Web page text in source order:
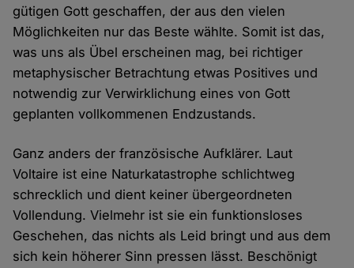
gütigen Gott geschaffen, der aus den vielen
Möglichkeiten nur das Beste wählte. Somit ist das,
was uns als Übel erscheinen mag, bei richtiger
metaphysischer Betrachtung etwas Positives und
notwendig zur Verwirklichung eines von Gott
geplanten vollkommenen Endzustands.
Ganz anders der französische Aufklärer. Laut
Voltaire ist eine Naturkatastrophe schlichtweg
schrecklich und dient keiner übergeordneten
Vollendung. Vielmehr ist sie ein funktionsloses
Geschehen, das nichts als Leid bringt und aus dem
sich kein höherer Sinn pressen lässt. Beschönigt